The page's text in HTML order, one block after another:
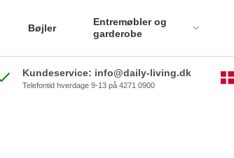
Bøjler
Entremøbler og
garderobe
Kundeservice: info@daily-living.dk
Telefontid hverdage 9-13 på 4271 0900